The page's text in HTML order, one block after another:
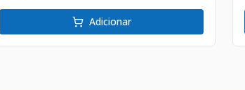
Adicionar